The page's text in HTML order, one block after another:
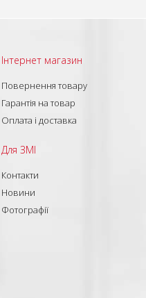
Інтернет магазин
Повернення товару
Гарантія на товар
Оплата і доставка
Для ЗМІ
Контакти
Новини
Фотографії